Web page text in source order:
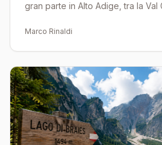
gran parte in Alto Adige, tra la Val
Marco Rinaldi